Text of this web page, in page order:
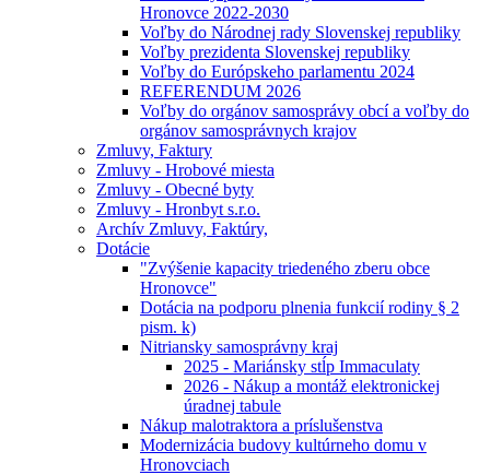
Hronovce 2022-2030
Voľby do Národnej rady Slovenskej republiky
Voľby prezidenta Slovenskej republiky
Voľby do Európskeho parlamentu 2024
REFERENDUM 2026
Voľby do orgánov samosprávy obcí a voľby do
orgánov samosprávnych krajov
Zmluvy, Faktury
Zmluvy - Hrobové miesta
Zmluvy - Obecné byty
Zmluvy - Hronbyt s.r.o.
Archív Zmluvy, Faktúry,
Dotácie
"Zvýšenie kapacity triedeného zberu obce
Hronovce"
Dotácia na podporu plnenia funkcií rodiny § 2
pism. k)
Nitriansky samosprávny kraj
2025 - Mariánsky stĺp Immaculaty
2026 - Nákup a montáž elektronickej
úradnej tabule
Nákup malotraktora a príslušenstva
Modernizácia budovy kultúrneho domu v
Hronovciach